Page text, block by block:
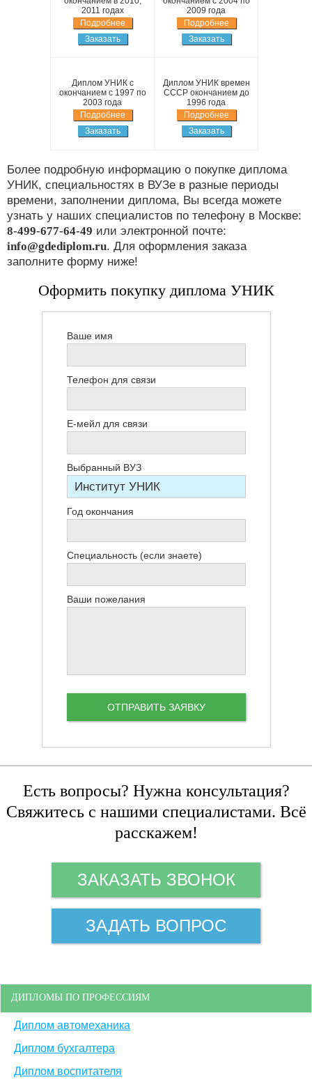
2011 годах
Подробнее
Заказать
2009 года
Подробнее
Заказать
Диплом УНИК с
окончанием с 1997 по
2003 года
Подробнее
Заказать
Диплом УНИК времен
СССР окончанием до
1996 года
Подробнее
Заказать
Более подробную информацию о покупке диплома
УНИК, специальностях в ВУЗе в разные периоды
времени, заполнении диплома, Вы всегда можете
узнать у наших специалистов по телефону в Москве:
8-499-677-64-49 или электронной почте:
info@gdediplom.ru. Для оформления заказа
заполните форму ниже!
Оформить покупку диплома УНИК
Ваше имя
Телефон для связи
Е-мейл для связи
Выбранный ВУЗ
Год окончания
Специальность (если знаете)
Ваши пожелания
Есть вопросы? Нужна консультация?
Свяжитесь с нашими специалистами. Всё
расскажем!
ЗАКАЗАТЬ ЗВОНОК
ЗАДАТЬ ВОПРОС
ДИПЛОМЫ ПО ПРОФЕССИЯМ
Диплом автомеханика
Диплом бухгалтера
Диплом воспитателя